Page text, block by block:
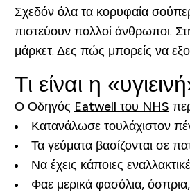
Σχεδόν όλα τα κορυφαία
πιστεύουν πολλοί άνθρωποι.
μάρκετ. Δες πώς μπορείς να
Τι είναι η
Ο Οδηγός Eatwell του NHS
Κατανάλωσε τουλάχιστον
Τα γεύματα βασίζονται σε
Να έχεις κάποιες
Φαε μερικά φασόλια,